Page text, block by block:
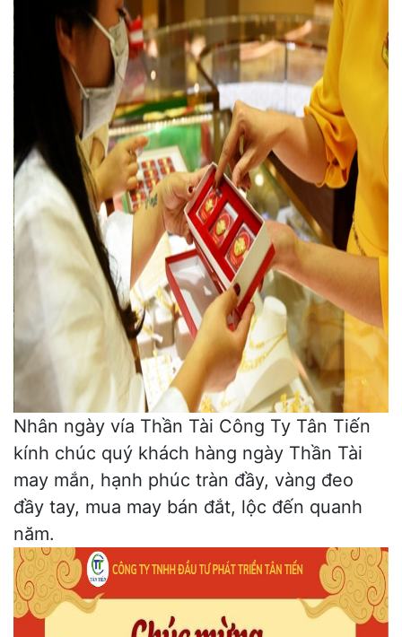
Nhân ngày vía Thần Tài Công Ty Tân Tiến
kính chúc quý khách hàng ngày Thần Tài
may mắn, hạnh phúc tràn đầy, vàng đeo
đầy tay, mua may bán đắt, lộc đến quanh
năm.